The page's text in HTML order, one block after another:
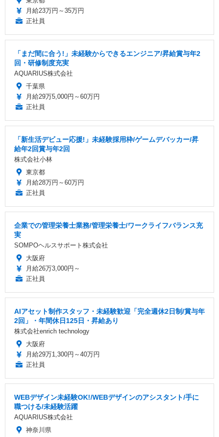
月給23万円～35万円
正社員
「まだ間に合う!」未経験からできるエンジニア/昇給賞与年2
回・研修制度充実
AQUARIUS株式会社
千葉県
月給29万5,000円～60万円
正社員
「新生活デビュー応援!」未経験採用枠/ゲームデバッカー/昇
給年2回賞与年2回
株式会社小林
東京都
月給28万円～60万円
正社員
企業での管理栄養士業務/管理栄養士/ワークライフバランス充
実
SOMPOヘルスサポート株式会社
大阪府
月給26万3,000円～
正社員
AIアセット制作スタッフ・未経験歓迎「完全週休2日制/賞与年
2回」・年間休日125日・昇給あり
株式会社enrich technology
大阪府
月給29万1,300円～40万円
正社員
WEBデザイン未経験OK!/WEBデザインのアシスタント/手に
職つける/未経験活躍
AQUARIUS株式会社
神奈川県